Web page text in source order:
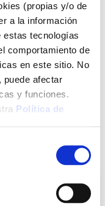
(propias y/o de
a la información
estas tecnologías
comportamiento de
en este sitio. No
puede afectar
y funciones.
Política de
Envío a domicilio:
5 días hábiles
+ INFO